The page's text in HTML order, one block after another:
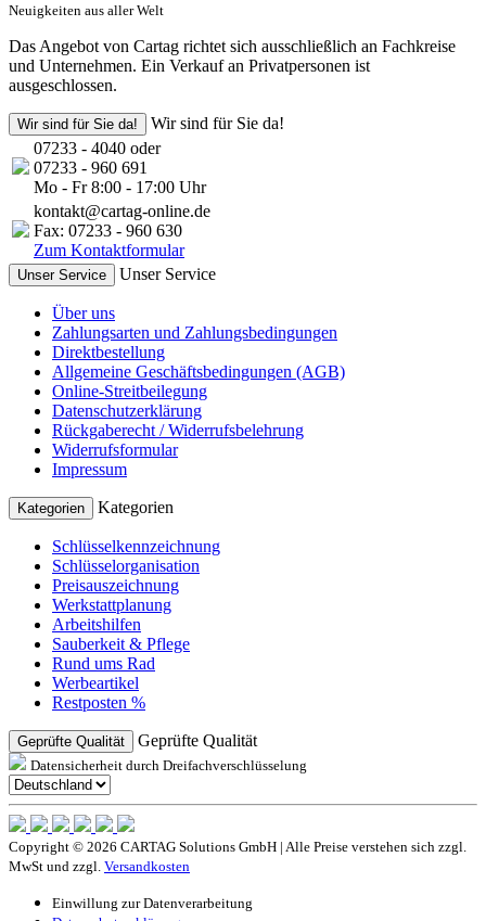
Neuigkeiten aus aller Welt
Das Angebot von Cartag richtet sich ausschließlich an Fachkreise
und Unternehmen. Ein Verkauf an Privatpersonen ist
ausgeschlossen.
Wir sind für Sie da!
Wir sind für Sie da!
07233 - 4040 oder
07233 - 960 691
Mo - Fr 8:00 - 17:00 Uhr
kontakt@cartag-online.de
Fax: 07233 - 960 630
Zum Kontaktformular
Unser Service Unser Service
Über uns
Zahlungsarten und Zahlungsbedingungen
Direktbestellung
Allgemeine Geschäftsbedingungen (AGB)
Online-Streitbeilegung
Datenschutzerklärung
Rückgaberecht / Widerrufsbelehrung
Widerrufsformular
Impressum
Kategorien Kategorien
Schlüsselkennzeichnung
Schlüsselorganisation
Preisauszeichnung
Werkstattplanung
Arbeitshilfen
Sauberkeit & Pflege
Rund ums Rad
Werbeartikel
Restposten %
Geprüfte Qualität Geprüfte Qualität
Datensicherheit durch Dreifachverschlüsselung
Copyright © 2026 CARTAG Solutions GmbH | Alle Preise verstehen sich zzgl.
MwSt und zzgl. Versandkosten
Einwillung zur Datenverarbeitung